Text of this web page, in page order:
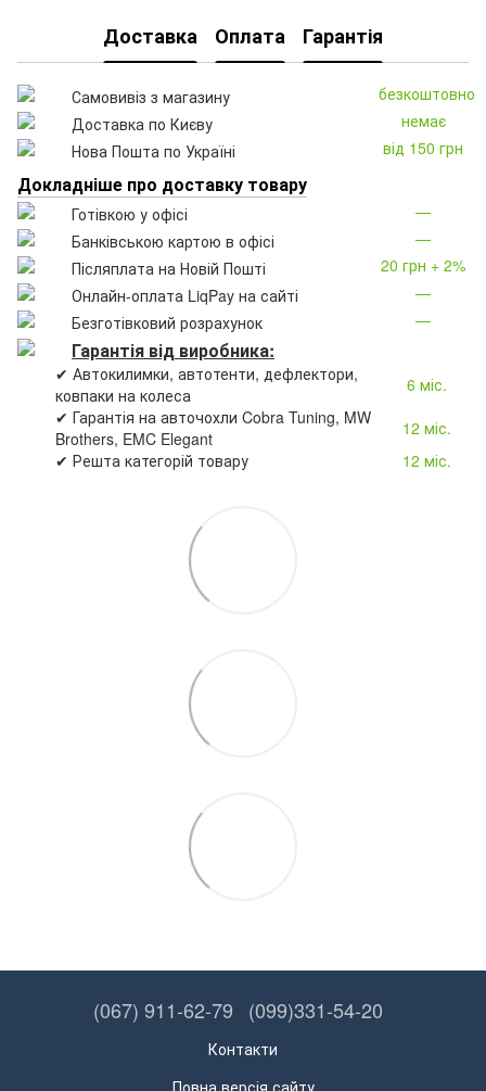
Доставка Оплата Гарантія
Самовивіз з магазину
безкоштовно
Доставка по Києву
немає
Нова Пошта по Україні
від 150 грн
Докладніше про доставку товару
Готівкою у офісі
—
Банківською картою в офісі
—
Післяплата на Новій Пошті
20 грн + 2%
Онлайн-оплата LiqPay на сайті
—
Безготівковий розрахунок
—
Гарантія від виробника:
✔ Автокилимки, автотенти, дефлектори,
ковпаки на колеса
6 міс.
✔ Гарантія на авточохли Cobra Tuning, MW
Brothers, EMC Elegant
12 міс.
✔ Решта категорій товару
12 міс.
(067) 911-62-79 (099)331-54-20
Контакти
Повна версія сайту